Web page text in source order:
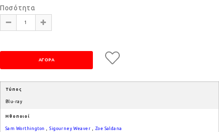
Ποσότητα
Τύπος
Blu-ray
Ηθοποιοί
Sam Worthington ,Sigourney Weaver Zoe Saldana